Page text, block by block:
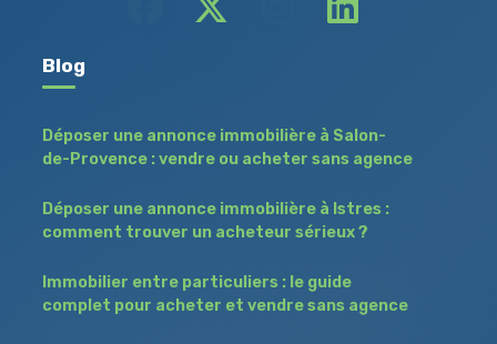
Blog
Déposer une annonce immobilière à Salon-
de-Provence : vendre ou acheter sans agence
Déposer une annonce immobilière à Istres :
comment trouver un acheteur sérieux ?
Immobilier entre particuliers : le guide
complet pour acheter et vendre sans agence